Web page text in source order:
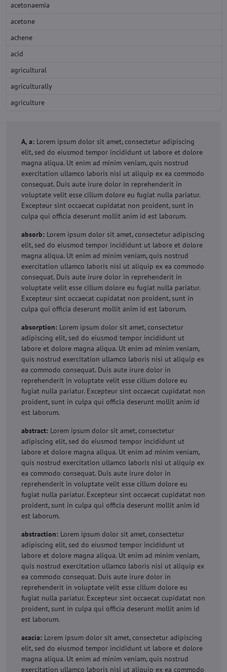
acetonaemia
acetone
achene
acid
agricultural
agriculturally
agriculture
A, a: Lorem ipsum dolor sit amet, consectetur adipiscing
elit, sed do eiusmod tempor incididunt ut labore et dolore
magna aliqua. Ut enim ad minim veniam, quis nostrud
exercitation ullamco laboris nisi ut aliquip ex ea commodo
consequat. Duis aute irure dolor in reprehenderit in
voluptate velit esse cillum dolore eu fugiat nulla pariatur.
Excepteur sint occaecat cupidatat non proident, sunt in
culpa qui officia deserunt mollit anim id est laborum.
absorb: Lorem ipsum dolor sit amet, consectetur adipiscing
elit, sed do eiusmod tempor incididunt ut labore et dolore
magna aliqua. Ut enim ad minim veniam, quis nostrud
exercitation ullamco laboris nisi ut aliquip ex ea commodo
consequat. Duis aute irure dolor in reprehenderit in
voluptate velit esse cillum dolore eu fugiat nulla pariatur.
Excepteur sint occaecat cupidatat non proident, sunt in
culpa qui officia deserunt mollit anim id est laborum.
absorption: Lorem ipsum dolor sit amet, consectetur
adipiscing elit, sed do eiusmod tempor incididunt ut
labore et dolore magna aliqua. Ut enim ad minim veniam,
quis nostrud exercitation ullamco laboris nisi ut aliquip ex
ea commodo consequat. Duis aute irure dolor in
reprehenderit in voluptate velit esse cillum dolore eu
fugiat nulla pariatur. Excepteur sint occaecat cupidatat non
proident, sunt in culpa qui officia deserunt mollit anim id
est laborum.
abstract: Lorem ipsum dolor sit amet, consectetur
adipiscing elit, sed do eiusmod tempor incididunt ut
labore et dolore magna aliqua. Ut enim ad minim veniam,
quis nostrud exercitation ullamco laboris nisi ut aliquip ex
ea commodo consequat. Duis aute irure dolor in
reprehenderit in voluptate velit esse cillum dolore eu
fugiat nulla pariatur. Excepteur sint occaecat cupidatat non
proident, sunt in culpa qui officia deserunt mollit anim id
est laborum.
abstraction: Lorem ipsum dolor sit amet, consectetur
adipiscing elit, sed do eiusmod tempor incididunt ut
labore et dolore magna aliqua. Ut enim ad minim veniam,
quis nostrud exercitation ullamco laboris nisi ut aliquip ex
ea commodo consequat. Duis aute irure dolor in
reprehenderit in voluptate velit esse cillum dolore eu
fugiat nulla pariatur. Excepteur sint occaecat cupidatat non
proident, sunt in culpa qui officia deserunt mollit anim id
est laborum.
acacia: Lorem ipsum dolor sit amet, consectetur adipiscing
elit, sed do eiusmod tempor incididunt ut labore et dolore
magna aliqua. Ut enim ad minim veniam, quis nostrud
exercitation ullamco laboris nisi ut aliquip ex ea commodo